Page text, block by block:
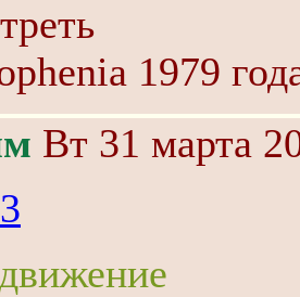
1979
Вт 31 марта